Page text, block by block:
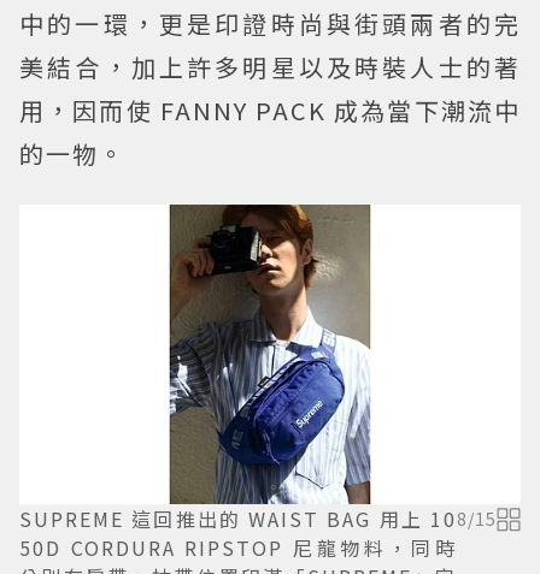
中的一環，更是印證時尚與街頭兩者的完
美結合，加上許多明星以及時裝人士的著
用，因而使 FANNY PACK 成為當下潮流中
的一物。
SUPREME 這回推出的 WAIST BAG 用上 10
50D CORDURA RIPSTOP 尼龍物料，同時
8/15